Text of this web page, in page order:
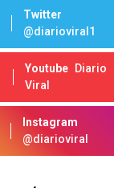
Twitter
@diarioviral1
Youtube
Diario
Viral
Instagram
@diarioviral